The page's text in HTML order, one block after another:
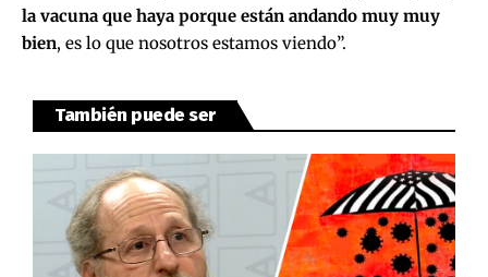
la vacuna que haya porque están andando muy muy
bien, es lo que nosotros estamos viendo”.
También puede ser